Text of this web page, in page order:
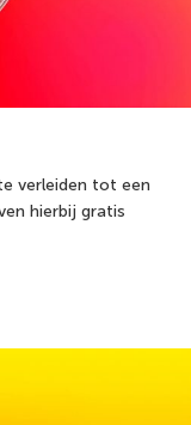
verleiden tot een
hierbij gratis